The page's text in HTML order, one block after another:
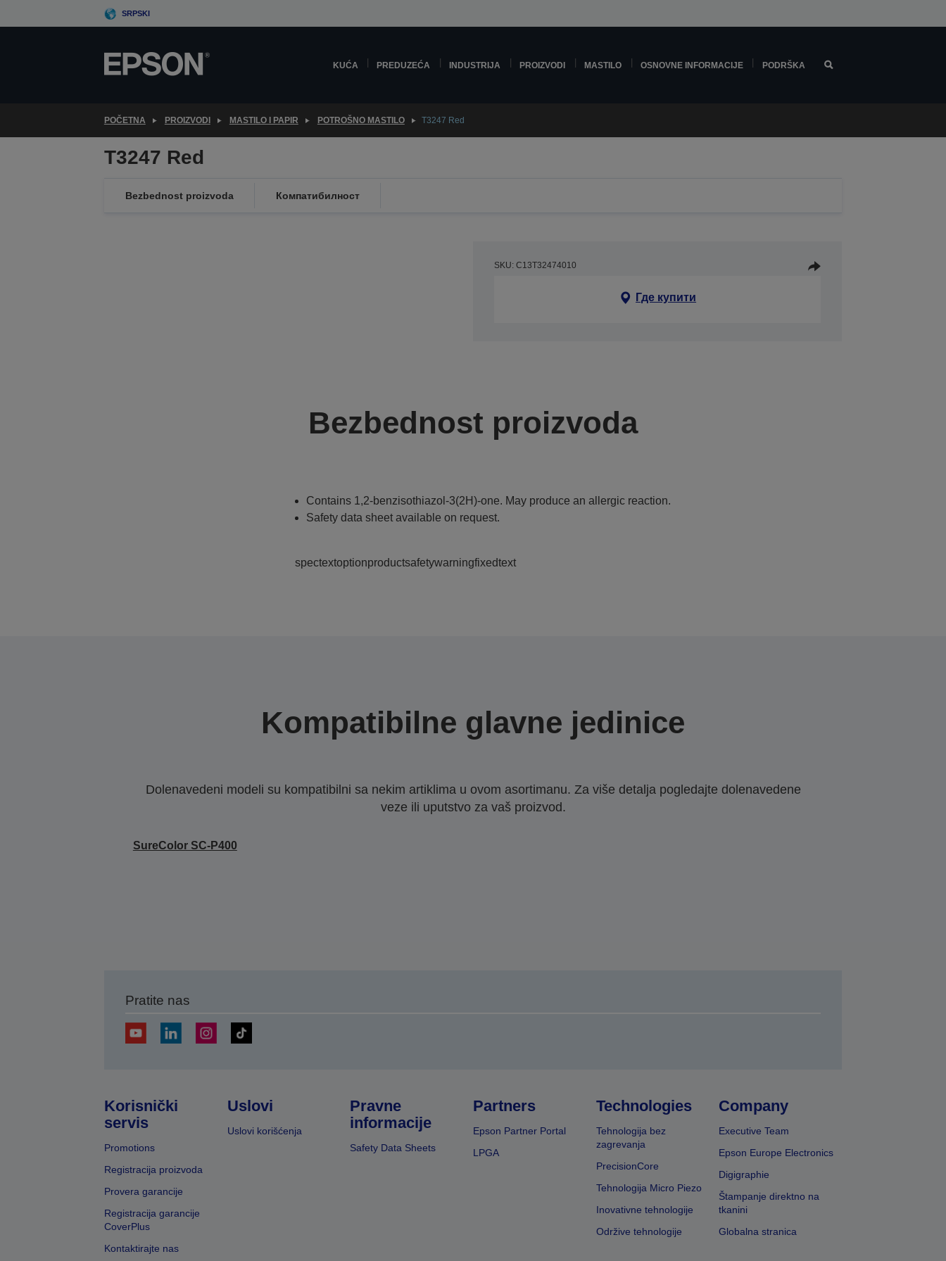
to
SRPSKI
KUĆA PREDUZEĆA INDUSTRIJA PROIZVODI MASTILO OSNOVNE INFORMACIJE PODRŠKA
POČETNA PROIZVODI MASTILO I PAPIR POTROŠNO MASTILO T3247 Red
T3247 Red
Bezbednost proizvoda Компатибилност
SKU: C13T32474010
Где купити
Bezbednost proizvoda
Contains 1,2-benzisothiazol-3(2H)-one. May produce an allergic reaction.
Safety data sheet available on request.
spectextoptionproductsafetywarningfixedtext
Kompatibilne glavne jedinice
Dolenavedeni modeli su kompatibilni sa nekim artiklima u ovom asortimanu. Za više detalja pogledajte dolenavedene
veze ili uputstvo za vaš proizvod.
SureColor SC-P400
Pratite nas
Korisnički
servis
Promotions
Registracija proizvoda
Provera garancije
Registracija garancije
CoverPlus
Kontaktirajte nas
Uslovi
Uslovi korišćenja
Pravne
informacije
Safety Data Sheets
Partners
Epson Partner Portal
LPGA
Technologies
Tehnologija bez
zagrevanja
PrecisionCore
Tehnologija Micro Piezo
Inovativne tehnologije
Održive tehnologije
Company
Executive Team
Epson Europe Electronics
Digigraphie
Štampanje direktno na
tkanini
Globalna stranica